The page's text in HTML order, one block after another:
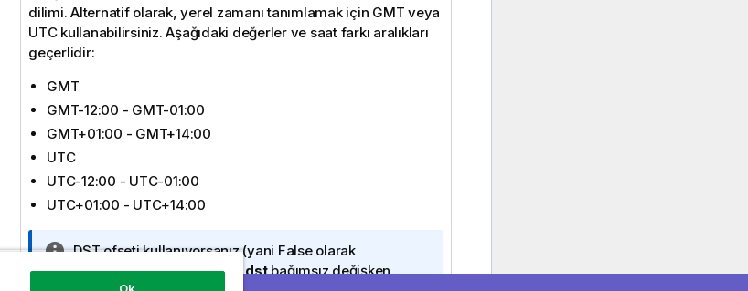
dilimi. Alternatif olarak, yerel zamanı tanımlamak için GMT veya
UTCkullanabilirsiniz. Aşağıdaki değerler ve saat farkı aralıkları
geçerlidir:
GMT
GMT-12:00 - GMT-01:00
GMT+01:00 - GMT+14:00
UTC
UTC-12:00 - UTC-01:00
UTC+01:00 - UTC+14:00
B
i
DST ofseti kullanıyorsanız (yani Falseolarak
değerlendirilen birignore_dstbağımsız değişken